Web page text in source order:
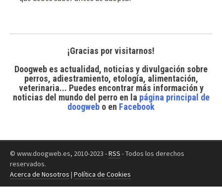
¡Gracias por visitarnos!
Doogweb es actualidad, noticias y divulgación sobre
perros, adiestramiento, etología, alimentación,
veterinaria... Puedes encontrar más información y
noticias del mundo del perroen la página principal de
doogweb o en Facebook
© www.doogweb.es, 2010-2023 -RSS - Todos los derechos
reservados.
Acerca de Nosotros | Política de Cookies